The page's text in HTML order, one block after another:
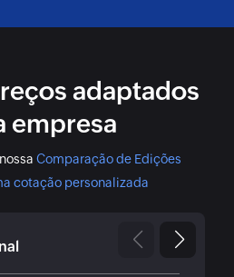
adaptados
empresa
Comparação de Edições
cotação personalizada